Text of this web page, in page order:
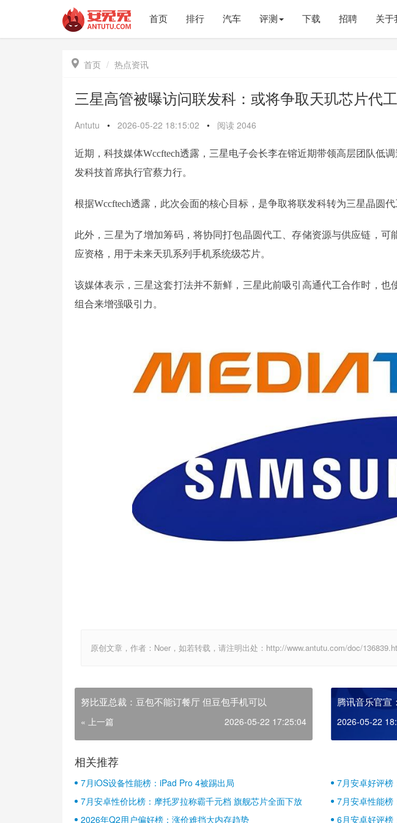
首页 排行 汽车 评测 下载 招聘 关于
 首页 热点资讯
三星高管被曝访问联发科：或将争取天玑芯片代工
Antutu • 2026-05-22 18:15:02 • 阅读 2046
近期，科技媒体Wccftech透露，三星电子会长李在镕近期带领高层团队低
发科技首席执行官蔡力行。
根据Wccftech透露，此次会面的核心目标，是争取将联发科转为三星晶圆代
此外，三星为了增加筹码，将协同打包晶圆代工、存储资源与供应链，可
应资格，用于未来天玑系列手机系统级芯片。
该媒体表示，三星这套打法并不新鲜，三星此前吸引高通代工合作时，也
组合来增强吸引力。
原创文章，作者：Noer，如若转载，请注明出处：http://www.antutu.com/doc/
努比亚总裁：豆包不能订餐厅 但豆包手机可以
« 上一篇 2026-05-22 17:25:04
腾讯音乐官宣
2026-05-22
相关推荐
7月iOS设备性能榜：iPad Pro 4被踢出局
7月安卓好评榜
壁江山
7月安卓性价比榜：摩托罗拉称霸千元档 旗舰芯片全面下放
7月安卓性能榜
2026年Q2用户偏好榜：涨价难挡大内存趋势
6月安卓好评榜